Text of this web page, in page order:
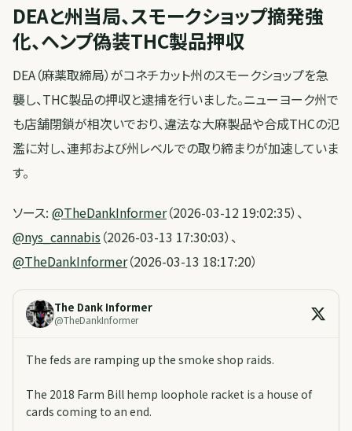
DEAと州当局、スモークショップ摘発強
化、ヘンプ偽装THC製品押収
DEA（麻薬取締局）がコネチカット州のスモークショップを急
襲し、THC製品の押収と逮捕を行いました。ニューヨーク州で
も店舗閉鎖が相次いでおり、違法な大麻製品や合成THCの氾
濫に対し、連邦および州レベルでの取り締まりが加速していま
す。
ソース: @TheDankInformer（2026-03-12 19:02:35）、
@nys_cannabis （2026-03-13 17:30:03）、
@TheDankInformer（2026-03-13 18:17:20）
The Dank Informer
@TheDankInformer
The feds are ramping up the smoke shop raids.
The 2018 Farm Bill hemp loophole racket is a house of
cards coming to an end.